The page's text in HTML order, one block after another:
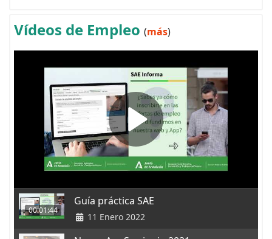
Vídeos de Empleo (más)
00:01:44
Guía práctica SAE
11 Enero 2022